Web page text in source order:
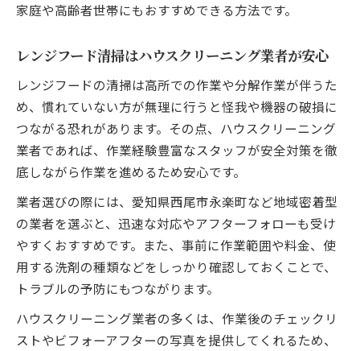
家庭や高齢者世帯にもおすすめできる方法です。
レンジフード清掃はハウスクリーニング業者が安心
レンジフードの清掃は高所での作業や分解作業が伴うた
め、慣れていない方が無理に行うと怪我や機器の破損に
つながる恐れがあります。その点、ハウスクリーニング
業者であれば、作業経験豊富なスタッフが安全対策を徹
底しながら作業を進めるため安心です。
業者選びの際には、愛知県西尾市永楽町など地域密着型
の業者を選ぶと、迅速な対応やアフターフォローも受け
やすくおすすめです。また、事前に作業範囲や料金、使
用する洗剤の種類などをしっかり確認しておくことで、
トラブルの予防にもつながります。
ハウスクリーニング業者の多くは、作業後のチェックリ
ストやビフォーアフターの写真を提供してくれるため、